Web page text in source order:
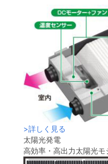
>詳しく見る
太陽光発電
高効率・高出力太陽光モ